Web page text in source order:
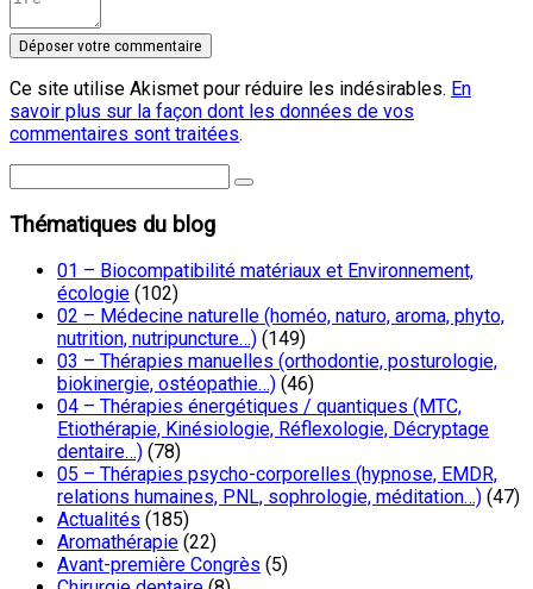
Ce site utilise Akismet pour réduire les indésirables. En
savoir plus sur la façon dont les données de vos
commentaires sont traitées.
Thématiques du blog
01 – Biocompatibilité matériaux et Environnement,
écologie (102)
02 – Médecine naturelle (homéo, naturo, aroma, phyto,
nutrition, nutripuncture…) (149)
03 – Thérapies manuelles (orthodontie, posturologie,
biokinergie, ostéopathie…) (46)
04 – Thérapies énergétiques / quantiques (MTC,
Etiothérapie, Kinésiologie, Réflexologie, Décryptage
dentaire…) (78)
05 – Thérapies psycho-corporelles (hypnose, EMDR,
relations humaines, PNL, sophrologie, méditation…) (47)
Actualités (185)
Aromathérapie (22)
Avant-première Congrès (5)